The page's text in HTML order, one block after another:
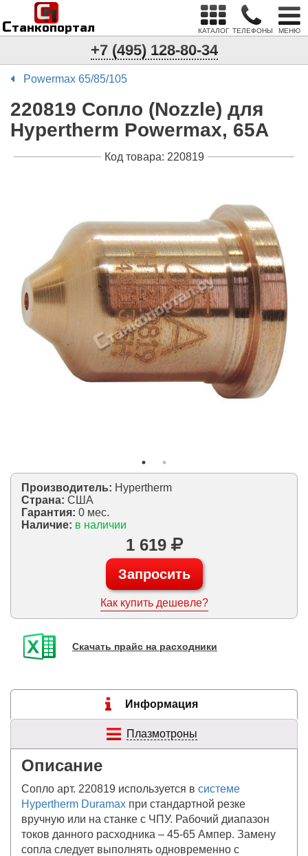
Станкопортал
п
С
КАТАЛОГ ТЕЛЕФОНЫ МЕНЮ
+7 (495) 128-80-34
Powermax 65/85/105
220819 Сопло (Nozzle) для
Hypertherm Powermax, 65А
Код товара: 220819
Производитель: Hypertherm
Страна: США
Гарантия: 0 мес.
Наличие: в наличии
1 619
Запросить
Как купить дешевле?
Скачать прайс на расходники
Информация
Плазмотроны
Описание
Сопло арт. 220819 используется в системе
Hypertherm Duramax при стандартной резке
вручную или на станке с ЧПУ. Рабочий диапазон
токов данного расходника – 45-65 Ампер. Замену
сопла следует выполнять одновременно с